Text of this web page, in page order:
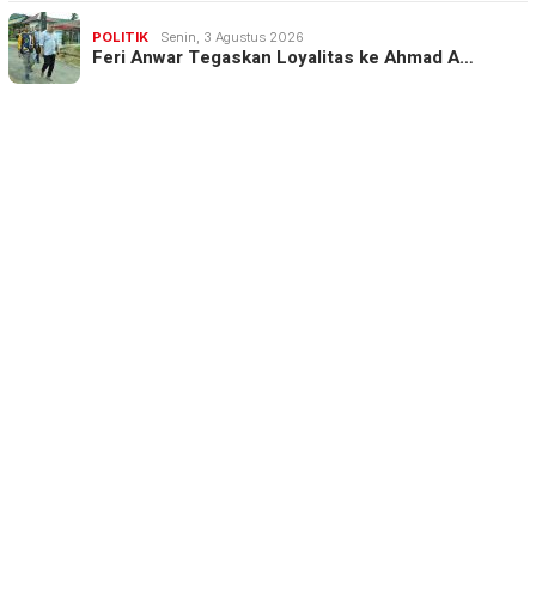
POLITIK Senin, 3 Agustus 2026
Feri Anwar Tegaskan Loyalitas ke Ahmad A…